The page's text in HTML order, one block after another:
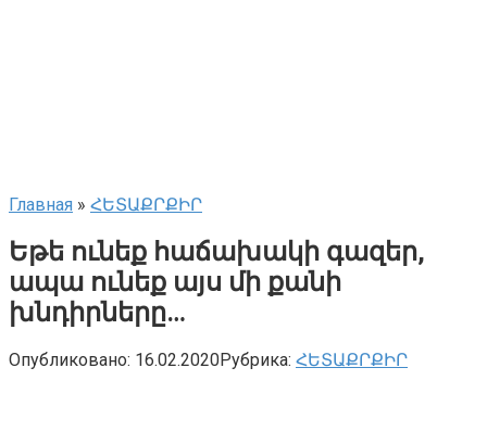
Главная » ՀԵՏԱՔՐՔԻՐ
Եթե ունեք հաճախակի գազեր,
ապա ունեք այս մի քանի
խնդիրները…
Опубликовано: 16.02.2020Рубрика: ՀԵՏԱՔՐՔԻՐ